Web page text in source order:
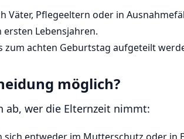
Pflegeeltern oder in
Lebensjahren.
zum achten Geburtstag aufgeteilt
möglich?
ab, wer die Elternzeit nimmt: